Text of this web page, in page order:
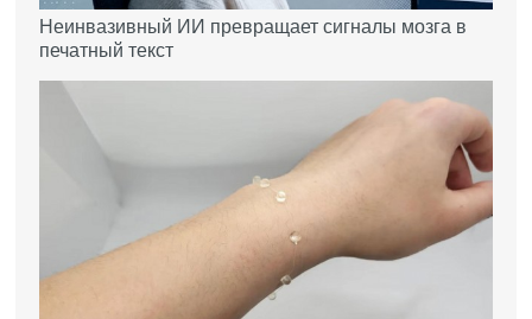
Неинвазивный ИИ превращает сигналы мозга в
печатный текст